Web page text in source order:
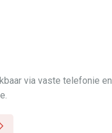
via vaste telefonie en